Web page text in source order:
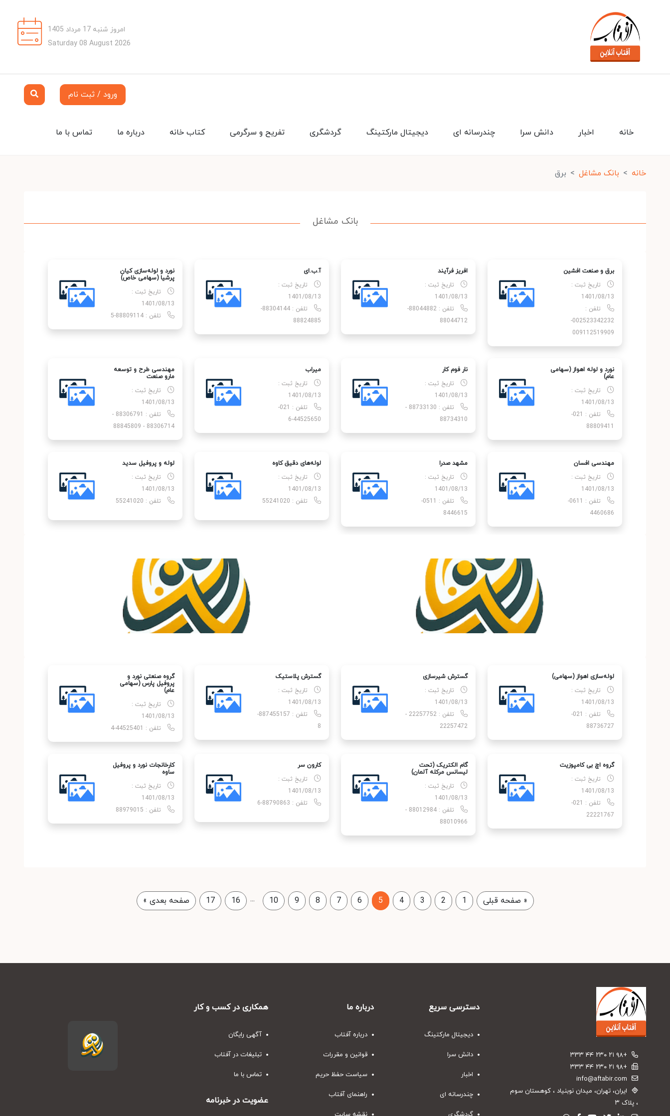
امروز شنبه 17 مرداد 1405
Saturday 08 August 2026
ورود / ثبت نام
تماس با ما درباره ما کتاب خانه تفریح و سرگرمی گردشگری دیجیتال مارکتینگ چندرسانه ای دانش سرا اخبار خانه
خانه بانک مشاغل برق
بانک مشاغل
برق و صنعت افشین
تاریخ ثبت :
1401/08/13
تلفن :
002523342232-
009112519909
افریز فرآیند
تاریخ ثبت :
1401/08/13
تلفن : 88044882-
88044712
آ.ب.ای
تاریخ ثبت :
1401/08/13
تلفن : 88304144-
88824885
نورد و لوله‌سازی کیان
پرشیا (سهامی خاص)
تاریخ ثبت :
1401/08/13
تلفن : 88809114-5
نورد و لوله اهواز (سهامی
عام)
تاریخ ثبت :
1401/08/13
تلفن : 021-
88809411
نار فوم کار
تاریخ ثبت :
1401/08/13
تلفن : 88733130 -
88734310
میراب
تاریخ ثبت :
1401/08/13
تلفن : 021-
44525650-6
مهندسی طرح و توسعه
مارو صنعت
تاریخ ثبت :
1401/08/13
تلفن : 88306791 -
88306714 - 88845809
مهندسی افسان
تاریخ ثبت :
1401/08/13
تلفن : 0611-
4460686
مشهد صدرا
تاریخ ثبت :
1401/08/13
تلفن : 0511-
8446615
لوله‌های دقیق کاوه
تاریخ ثبت :
1401/08/13
تلفن : 55241020
لوله و پروفیل سدید
تاریخ ثبت :
1401/08/13
تلفن : 55241020
لوله‌سازی اهواز (سهامی)
تاریخ ثبت :
1401/08/13
تلفن : 021-
88736727
گسترش شیرسازی
تاریخ ثبت :
1401/08/13
تلفن : 22257752 -
22257472
گسترش پلاستیک
تاریخ ثبت :
1401/08/13
تلفن : 887455157-
8
گروه صنعتی نورد و
پروفیل پارس (سهامی
عام)
تاریخ ثبت :
1401/08/13
تلفن : 44525401-4
گروه اچ بی کامپوزیت
تاریخ ثبت :
1401/08/13
تلفن : 021-
22221767
گام الکتریک (تحت
لیسانس مرکله آلمان)
تاریخ ثبت :
1401/08/13
تلفن : 88012984 -
88010966
کارون سر
تاریخ ثبت :
1401/08/13
تلفن : 88790863-6
کارخانجات نورد و پروفیل
ساوه
تاریخ ثبت :
1401/08/13
تلفن : 88979015
« صفحه قبلی 1
2
3
4
5
6
7
8
9
10
...
16
17 صفحه بعدی »
+۹۸ ۲۱ ۲۳۰ ۴۴ ۳۳۳
+۹۸ ۲۱ ۲۳۰ ۴۴ ۳۳۳
info@aftabir.com
ایران، تهران، میدان نوبنیاد ، کوهستان سوم
، پلاک ۳
دسترسی سریع
دیجیتال مارکتینگ
دانش سرا
اخبار
چندرسانه ای
درباره ما
درباره آفتاب
قوانین و مقررات
سیاست حفظ حریم
راهنمای آفتاب
همکاری در کسب و کار
آگهی رایگان
تبلیغات در آفتاب
تماس با ما
عضویت در خبرنامه